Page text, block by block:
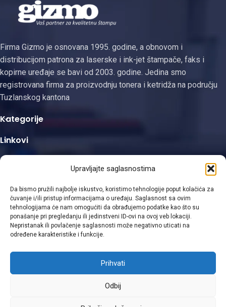
Upravljajte saglasnostima
Da bismo pružili najbolje iskustvo, koristimo tehnologije poput kolačića za
čuvanje i/ili pristup informacijama o uređaju. Saglasnost sa ovim
tehnologijama će nam omogućiti da obrađujemo podatke kao što su
ponašanje pri pregledanju ili jedinstveni ID-ovi na ovoj veb lokaciji.
Nepristanak ili povlačenje saglasnosti može negativno uticati na
određene karakteristike i funkcije.
Prihvati
Odbij
Firma Gizmo je osnovana 1995. godine, a obnovom i
distribucijom patrona za laserske i ink-jet štampače, faks i
kopirne uređaje se bavi od 2003. godine. Jedina smo
registrovana firma za proizvodnju tonera i ketridža na području
Tuzlanskog kantona
Kategorije
Linkovi
Kontakt informacije
Viber
© 2025 Gizmo d.o.o. Design with ♥ by